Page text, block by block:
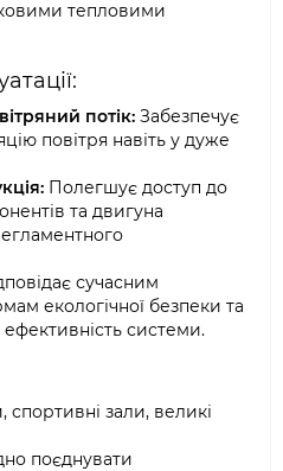
тепловими
потік: Забезпечує
повітря навіть у дуже
Полегшує доступ до
та двигуна
сучасним
екологічної безпеки та
системи.
спортивні зали, великі
поєднувати